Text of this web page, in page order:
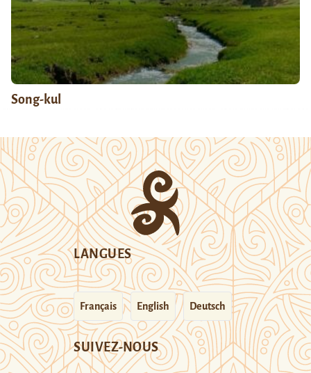
Song-kul
LANGUES
Français English Deutsch
SUIVEZ-NOUS